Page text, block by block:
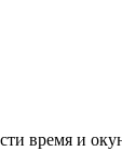
время и